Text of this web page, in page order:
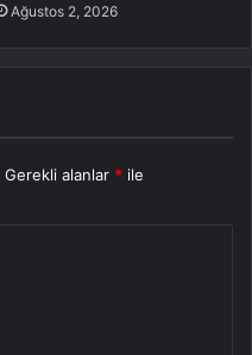
Ağustos 2, 2026
Gerekli alanlar * ile